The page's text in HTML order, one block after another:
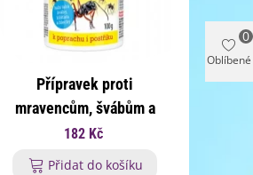
Přípravek proti
mravencům, švábům a
klíšťatům - ochrana proti
hmyzu - 100 g
182 Kč
Přidat do košíku
Oblíbené
0